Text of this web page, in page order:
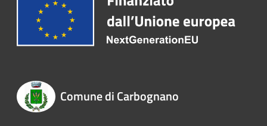
Comune di Carbognano